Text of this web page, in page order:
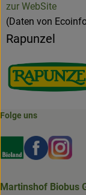
zur WebSite
(Daten von
Rapunzel
Folge uns
Externer Link
Martinshof Biobus